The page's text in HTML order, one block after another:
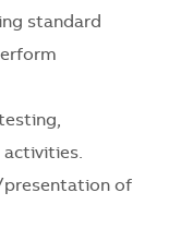
standard
activities.
presentation of